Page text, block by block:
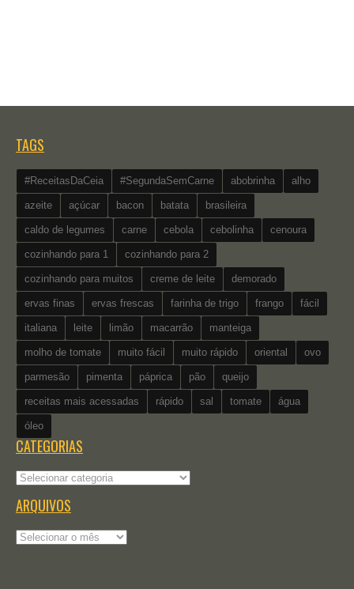
TAGS
#ReceitasDaCeia #SegundaSemCarne abobrinha alho
azeite açúcar bacon batata brasileira
caldo de legumes carne cebola cebolinha cenoura
cozinhando para 1 cozinhando para 2
cozinhando para muitos creme de leite demorado
ervas finas ervas frescas farinha de trigo frango fácil
italiana leite limão macarrão manteiga
molho de tomate muito fácil muito rápido oriental ovo
parmesão pimenta páprica pão queijo
receitas mais acessadas rápido sal tomate água
óleo
CATEGORIAS
Categorias
ARQUIVOS
Arquivos